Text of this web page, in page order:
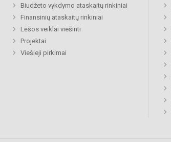
Biudžeto vykdymo ataskaitų rinkiniai
Finansinių ataskaitų rinkiniai
Lėšos veiklai viešinti
Projektai
Viešieji pirkimai